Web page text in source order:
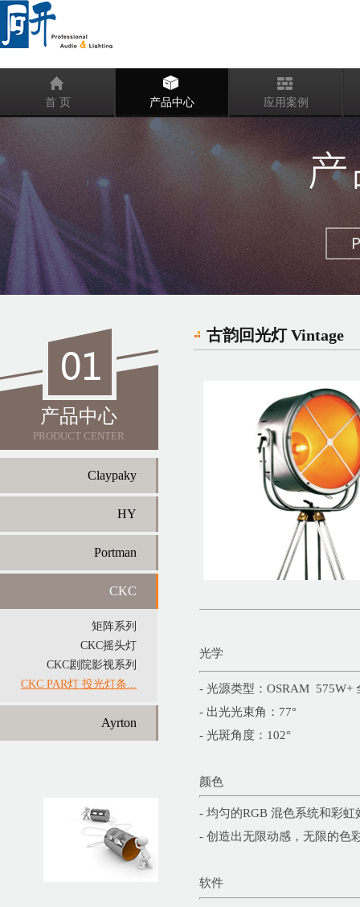
首 页 产品中心 应用案例
产品中心
PRODUCT CENTER
Claypaky
HY
Portman
CKC
矩阵系列
CKC摇头灯
CKC剧院影视系列
CKC PAR灯 投光灯条...
Ayrton
古韵回光灯 Vintage
光学
- 光源类型：OSRAM 575W+
- 出光光束角：77°
- 光斑角度：102°
颜色
- 均匀的RGB 混色系统和彩虹
- 创造出无限动感，无限的色
软件